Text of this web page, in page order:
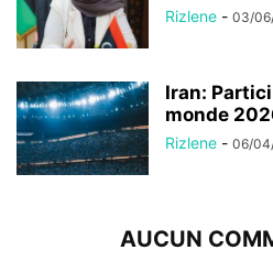
Rizlene - 03/
Iran:
monde
Rizlene - 06/
AUCUN